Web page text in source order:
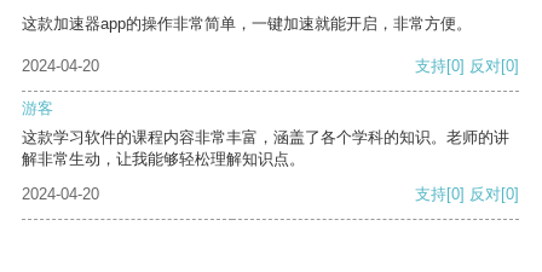
这款加速器app的操作非常简单，一键加速就能开启，非常方便。
2024-04-20 支持[0] 反对[0]
游客
这款学习软件的课程内容非常丰富，涵盖了各个学科的知识。老师的讲
解非常生动，让我能够轻松理解知识点。
2024-04-20
支持[0] 反对[0]